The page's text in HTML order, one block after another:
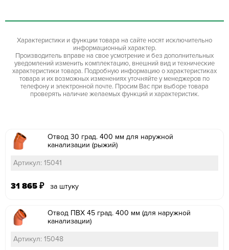
Характеристики и функции товара на сайте носят исключительно
информационный характер.
Производитель вправе на свое усмотрение и без дополнительных
уведомлений изменить комплектацию, внешний вид и технические
характеристики товара. Подробную информацию о характеристиках
товара и их возможных изменениях уточняйте у менеджеров по
телефону и электронной почте. Просим Вас при выборе товара
проверять наличие желаемых функций и характеристик.
Отвод 30 град. 400 мм для наружной
канализации (рыжий)
Артикул: 15041
31 865 ₽ за штуку
Отвод ПВХ 45 град. 400 мм (для наружной
канализации)
Артикул: 15048